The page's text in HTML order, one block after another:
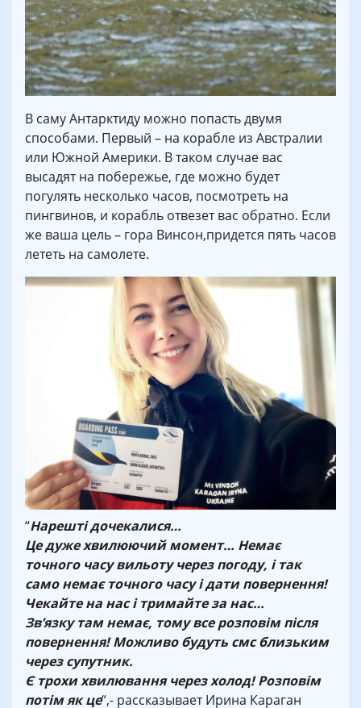
В саму Антарктиду можно попасть двумя
способами. Первый – на корабле из Австралии
или Южной Америки. В таком случае вас
высадят на побережье, где можно будет
погулять несколько часов, посмотреть на
пингвинов, и корабль отвезет вас обратно. Если
же ваша цель – гора Винсон,придется пять часов
лететь на самолете.
“Нарешті дочекалися…
Це дуже хвилюючий момент… Немає
точного часу вильоту через погоду, і так
само немає точного часу і дати повернення!
Чекайте на нас і тримайте за нас…
Зв’язку там немає, тому все розповім після
повернення! Можливо будуть смс близьким
через супутник.
Є трохи хвилювання через холод! Розповім
потім як це“,- рассказывает Ирина Караган